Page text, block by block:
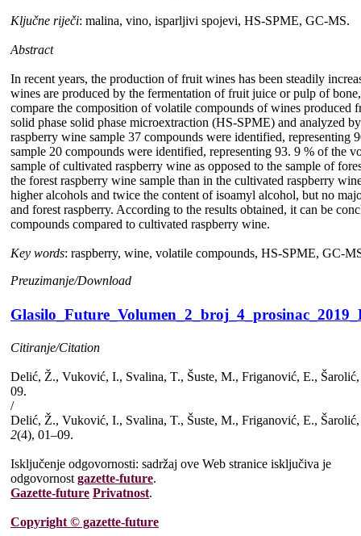
Ključne riječi: malina, vino, isparljivi spojevi, HS-SPME, GC-MS.
Abstract
In recent years, the production of fruit wines has been steadily
wines are produced by the fermentation of fruit juice or pulp of
compare the composition of volatile compounds of wines produced
solid phase solid phase microextraction (HS-SPME) and analyzed
raspberry wine sample 37 compounds were identified,
sample 20 compounds were identified, representing 93. 9 % of the
sample of cultivated raspberry wine as opposed to the sample of
the forest raspberry wine sample than in the cultivated raspberry
higher alcohols and twice the content of isoamyl alcohol, but no
and forest raspberry. According to the results obtained, it can be
compounds compared to cultivated raspberry wine.
Key words: raspberry, wine, volatile compounds, HS-SPME, GC-
Preuzimanje/Download
Citiranje/Citation
Delić, Ž., Vuković, I., Svalina, T., Šuste, M., Friganović, E.,
09.
/
Delić, Ž., Vuković, I., Svalina, T., Šuste, M., Friganović, E.,
2(4), 01–09.
Isključenje odgovornosti: sadržaj ove Web stranice isključiva je
odgovornost gazette-future.
Gazette-future Privatnost.
Copyright © gazette-future